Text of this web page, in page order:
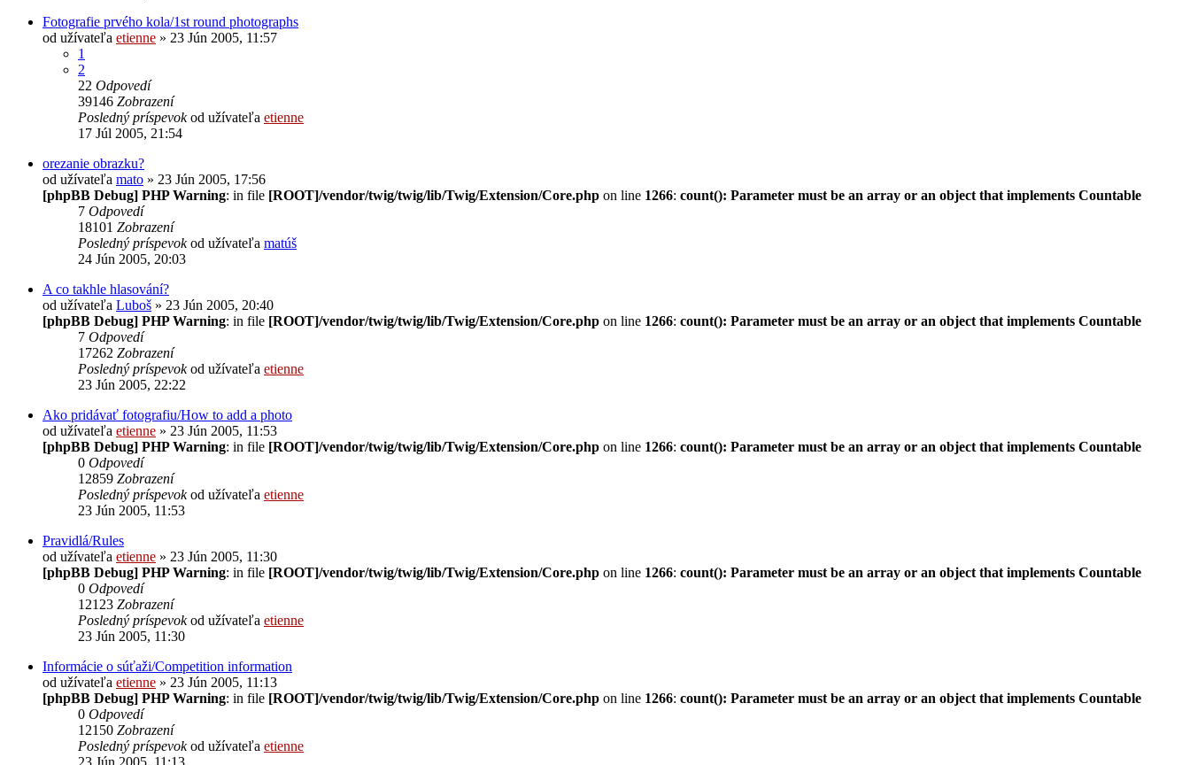
Fotografie prvého kola/1st round photographs
od užívateľa etienne » 23 Jún 2005, 11:57
1
2
22 Odpovedí
39146 Zobrazení
Posledný príspevokod užívateľa etienne
17 Júl 2005, 21:54
orezanie obrazku?
od užívateľa mato » 23 Jún 2005, 17:56
[phpBB Debug] PHP Warning: in file [ROOT]/vendor/twig/twig/lib/Twig/Extension/Core.php on line 1266: count(): Parameter must be an array or an object that implements Countable
7 Odpovedí
18101 Zobrazení
Posledný príspevokod užívateľa matúš
24 Jún 2005, 20:03
A co takhle hlasování?
od užívateľa Luboš » 23 Jún 2005, 20:40
[phpBB Debug] PHP Warning: in file [ROOT]/vendor/twig/twig/lib/Twig/Extension/Core.php on line 1266: count(): Parameter must be an array or an object that implements Countable
7 Odpovedí
17262 Zobrazení
Posledný príspevokod užívateľa etienne
23 Jún 2005, 22:22
Ako pridávať fotografiu/How to add a photo
od užívateľa etienne » 23 Jún 2005, 11:53
[phpBB Debug] PHP Warning: in file [ROOT]/vendor/twig/twig/lib/Twig/Extension/Core.php on line 1266: count(): Parameter must be an array or an object that implements Countable
0 Odpovedí
12859 Zobrazení
Posledný príspevokod užívateľa etienne
23 Jún 2005, 11:53
Pravidlá/Rules
od užívateľa etienne » 23 Jún 2005, 11:30
[phpBB Debug] PHP Warning: in file [ROOT]/vendor/twig/twig/lib/Twig/Extension/Core.php on line 1266: count(): Parameter must be an array or an object that implements Countable
0 Odpovedí
12123 Zobrazení
Posledný príspevokod užívateľa etienne
23 Jún 2005, 11:30
Informácie o súťaži/Competition information
od užívateľa etienne » 23 Jún 2005, 11:13
[phpBB Debug] PHP Warning: in file [ROOT]/vendor/twig/twig/lib/Twig/Extension/Core.php on line 1266: count(): Parameter must be an array or an object that implements Countable
0 Odpovedí
12150 Zobrazení
Posledný príspevokod užívateľa etienne
23 Jún 2005, 11:13